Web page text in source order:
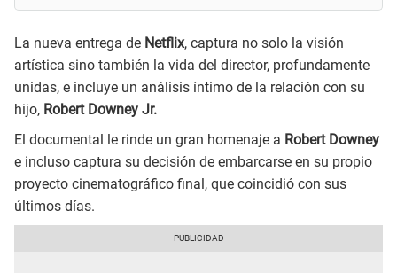
La nueva entrega de Netflix, captura no solo la visión
artística sino también la vida del director, profundamente
unidas, e incluye un análisis íntimo de la relación con su
hijo, Robert Downey Jr.
El documental le rinde un gran homenaje a Robert Downey
e incluso captura su decisión de embarcarse en su propio
proyecto cinematográfico final, que coincidió con sus
últimos días.